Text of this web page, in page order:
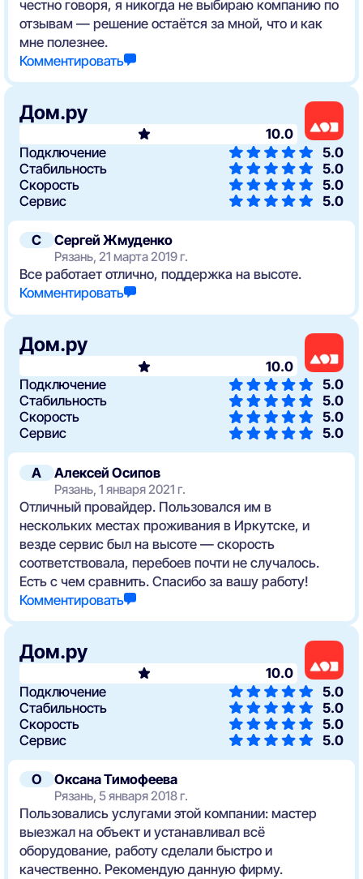
честно говоря, я никогда не выбираю компанию по
отзывам — решение остаётся за мной, что и как
мне полезнее.
Комментировать
С Сергей Жмуденко
Рязань, 21 марта 2019 г.
Все работает отлично, поддержка на высоте.
Комментировать
Дом.ру
10.0
Подключение
5.0
Стабильность
5.0
Скорость
5.0
Сервис
5.0
А Алексей Осипов
Рязань, 1 января 2021 г.
Отличный провайдер. Пользовался им в
нескольких местах проживания в Иркутске, и
везде сервис был на высоте — скорость
соответствовала, перебоев почти не случалось.
Есть с чем сравнить. Спасибо за вашу работу!
Комментировать
Дом.ру
10.0
Подключение
5.0
Стабильность
5.0
Скорость
5.0
Сервис
5.0
О Оксана Тимофеева
Рязань, 5 января 2018 г.
Пользовались услугами этой компании: мастер
выезжал на объект и устанавливал всё
оборудование, работу сделали быстро и
качественно. Рекомендую данную фирму.
Дом.ру
10.0
Подключение
5.0
Стабильность
5.0
Скорость
5.0
Сервис
5.0